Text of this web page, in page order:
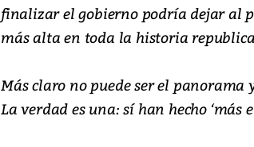
finalizar el gobierno podría dejar al
más alta en toda la historia
Más claro no puede ser el panorama
La verdad es una: sí han hecho ‘más